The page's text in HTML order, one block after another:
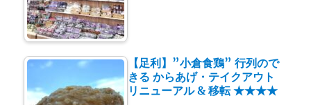
【足利】”小倉食鶏” 行列ので
きる からあげ・テイクアウト
リニューアル & 移転 ★★★★